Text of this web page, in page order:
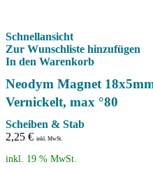
Schnellansicht
Zur Wunschliste hinzufügen
In den Warenkorb
Neodym Magnet
Vernickelt, max °80
Scheiben & Stab
2,25 € inkl. MwSt.
inkl. 19 % MwSt.